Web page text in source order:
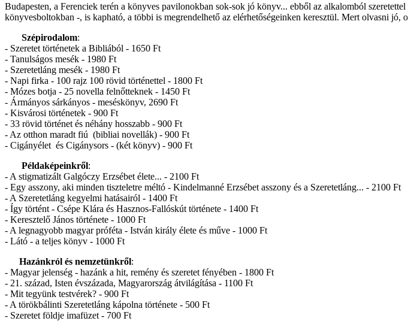
Budapesten, a Ferenciek terén a könyves pavilonokban sok-sok jó könyv... ebből az alkalomból
könyvesboltokban -, is kapható, a többi is megrendelhető az elérhetőségeinken keresztül. Mert olvasni jó,
Szépirodalom:
- Szeretet történetek a Bibliából - 1650 Ft
- Tanulságos mesék - 1980 Ft
- Szeretetláng mesék - 1980 Ft
- Napi firka - 100 rajz 100 rövid történettel - 1800 Ft
- Mózes botja - 25 novella felnőtteknek - 1450 Ft
- Ármányos sárkányos - meséskönyv, 2690 Ft
- Kisvárosi történetek - 900 Ft
- 33 rövid történet és néhány hosszabb - 900 Ft
- Az otthon maradt fiú (bibliai novellák) - 900 Ft
- Cigányélet és Cigánysors - (két könyv) - 900 Ft
Példaképeinkről:
- A stigmatizált Galgóczy Erzsébet élete... - 2100 Ft
- Egy asszony, aki minden tiszteletre méltó - Kindelmanné Erzsébet asszony és a Szeretetláng... - 2100 Ft
- A Szeretetláng kegyelmi hatásairól - 1400 Ft
- Így történt - Csépe Klára és Hasznos-Fallóskút története - 1400 Ft
- Keresztelő János története - 1000 Ft
- A legnagyobb magyar próféta - István király élete és műve - 1000 Ft
- Látó - a teljes könyv - 1000 Ft
Hazánkról és nemzetünkről:
- Magyar jelenség - hazánk a hit, remény és szeretet fényében - 1800 Ft
- 21. század, Isten évszázada, Magyarország átvilágítása - 1100 Ft
- Mit tegyünk testvérek? - 900 Ft
- A törökbálinti Szeretetláng kápolna története - 500 Ft
- Szeretet földje imafüzet - 700 Ft